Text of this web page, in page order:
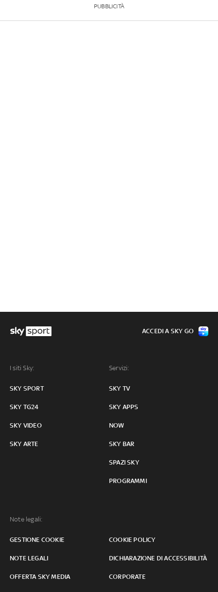
PUBBLICITÀ
I siti Sky:
SKY SPORT
SKY TG24
SKY VIDEO
SKY ARTE
Servizi:
SKY TV
SKY APPS
NOW
SKY BAR
SPAZI SKY
PROGRAMMI
Note legali:
GESTIONE COOKIE COOKIE POLICY
NOTE LEGALI DICHIARAZIONE DI ACCESSIBILITÀ
OFFERTA SKY MEDIA CORPORATE
ACCEDI A SKY GO